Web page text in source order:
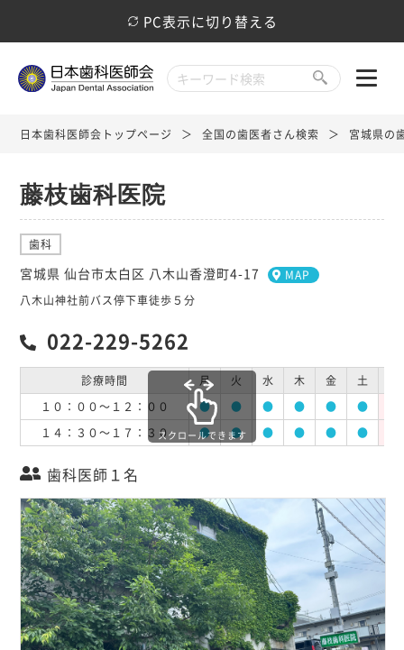
PC表示に切り替える
日本歯科医師会トップページ 全国の歯医者さん検索 宮城県の
藤枝歯科医院
歯科
宮城県 仙台市太白区 八木山香澄町4-17
MAP
八木山神社前バス停下車徒歩５分
022-229-5262
診療時間 月 火 水 木 金 土
１０：００～１２：００
● ● ● ● ● ●
１４：３０～１７：３０
● ● ● ● ● ●
スクロールできます
歯科医師１名